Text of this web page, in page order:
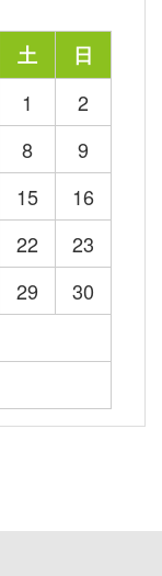
土 日
1
2
8
9
15
16
22
23
29
30